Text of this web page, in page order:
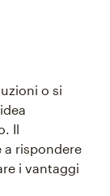
o si
Il
a rispondere
i vantaggi